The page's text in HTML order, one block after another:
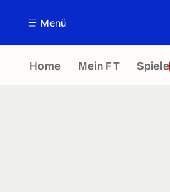
Menü
Home Mein FT Spiele